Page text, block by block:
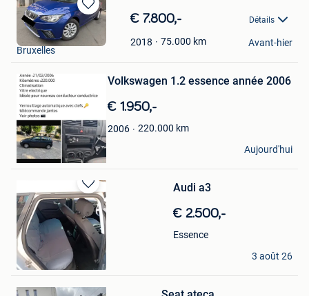
Sauvegarder
dans
Mes
€ 7.800,- Détails
2018 75.000 km
Soufian Jf
Bruxelles
Avant-hier
Sauvegarder
Volkswagen 1.2 essence année 2006
€ 1.950,-
2006 220.000 km
Momo Ans
Bruxelles
Aujourd'hui
Sauvegarder
dans
Mes
Favoris
Audi a3
€ 2.500,-
Essence
Houss
Bruxelles
3 août 26
Sauvegarder
Mes